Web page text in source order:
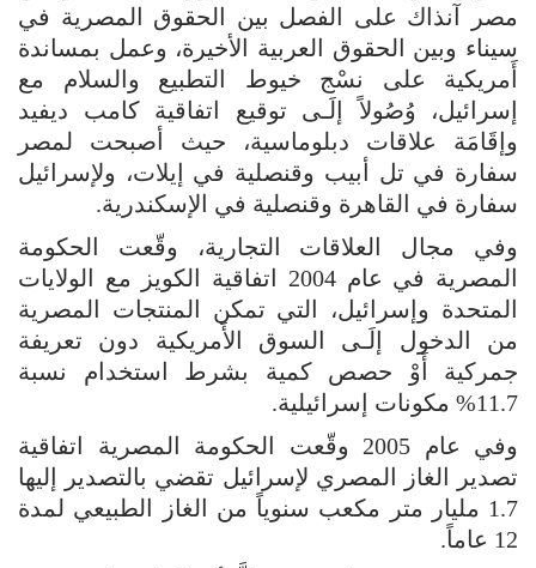
مصر آنذاك على الفصل بين الحقوق المصرية في
سيناء وبين الحقوق العربية الأخيرة، وعمل بمساندة
أَمريكية على نسْج خيوط التطبيع والسلام مع
إسرائيل، وُصُولاً إلَـى توقيع اتفاقية كامب ديفيد
وإقَامَة علاقات دبلوماسية، حيث أصبحت لمصر
سفارة في تل أبيب وقنصلية في إيلات، ولإسرائيل
سفارة في القاهرة وقنصلية في الإسكندرية.
وفي مجال العلاقات التجارية، وقّعت الحكومة
المصرية في عام 2004 اتفاقية الكويز مع الولايات
المتحدة وإسرائيل، التي تمكن المنتجات المصرية
من الدخول إلَـى السوق الأَمريكية دون تعريفة
جمركية أَوْ حصص كمية بشرط استخدام نسبة
11.7% مكونات إسرائيلية.
وفي عام 2005 وقّعت الحكومة المصرية اتفاقية
تصدير الغاز المصري لإسرائيل تقضي بالتصدير إليها
1.7 مليار متر مكعب سنوياً من الغاز الطبيعي لمدة
12 عاماً.